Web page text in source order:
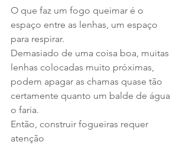
O que faz um fogo queimar é o
espaço entre as lenhas, um espaço
para respirar.
Demasiado de uma coisa boa, muitas
lenhas colocadas muito próximas,
podem apagar as chamas quase tão
certamente quanto um balde de água
o faria.
Então, construir fogueiras requer
atenção